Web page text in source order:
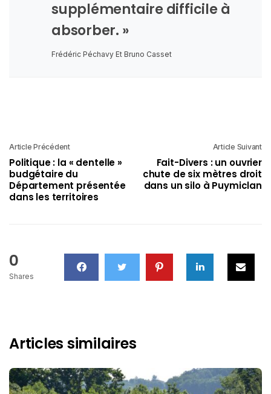
supplémentaire difficile à
absorber. »
Frédéric Péchavy Et Bruno Casset
Article Précédent
Politique : la « dentelle »
budgétaire du
Département présentée
dans les territoires
Article Suivant
Fait-Divers : un ouvrier
chute de six mètres droit
dans un silo à Puymiclan
0
Shares
Articles similaires